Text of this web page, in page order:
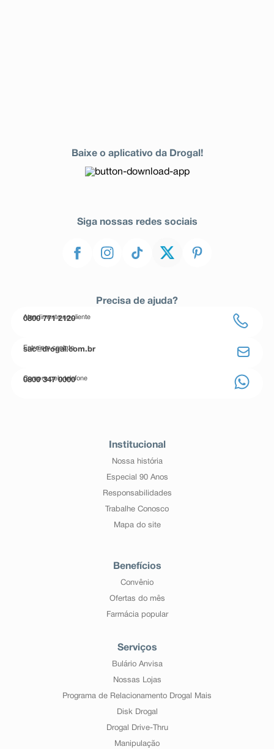
Baixe o aplicativo da Drogal!
Siga nossas redes sociais
Precisa de ajuda?
Atendimento ao cliente
0800 771 2120
Entre em contato
sac@drogal.com.br
Compre pelo telefone
0800 347 0000
Institucional
Nossa história
Especial 90 Anos
Responsabilidades
Trabalhe Conosco
Mapa do site
Benefícios
Convênio
Ofertas do mês
Farmácia popular
Serviços
Bulário Anvisa
Nossas Lojas
Programa de Relacionamento Drogal Mais
Disk Drogal
Drogal Drive-Thru
Manipulação